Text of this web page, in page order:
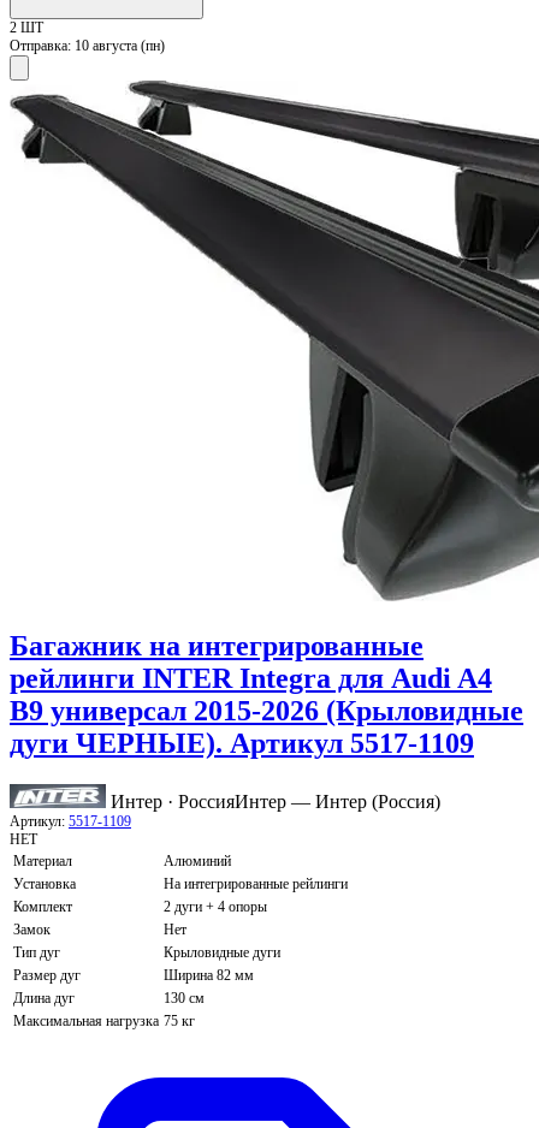
2 ШТ
Отправка: 10 августа (пн)
Багажник на интегрированные
рейлинги INTER Integra для Audi A4
B9 универсал 2015-2026 (Крыловидные
дуги ЧЕРНЫЕ). Артикул 5517-1109
Интер · РоссияИнтер — Интер (Россия)
Артикул: 5517-1109
НЕТ
Материал
Алюминий
Установка
На интегрированные рейлинги
Комплект
2 дуги + 4 опоры
Замок
Нет
Тип дуг
Крыловидные дуги
Размер дуг
Ширина 82 мм
Длина дуг
130 см
Максимальная нагрузка 75 кг